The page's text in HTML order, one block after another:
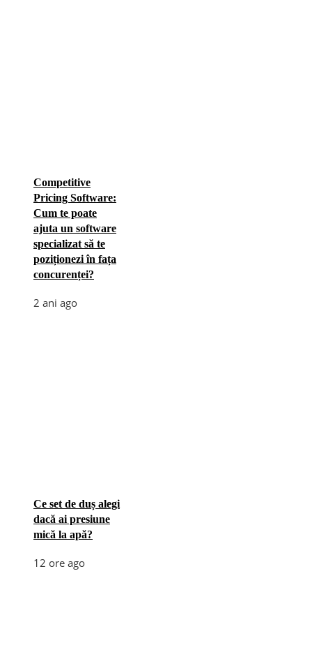
Competitive
Pricing Software:
Cum te poate
ajuta un software
specializat să te
poziționezi în fața
concurenței?
2 ani ago
Ce set de duș alegi
dacă ai presiune
mică la apă?
12 ore ago